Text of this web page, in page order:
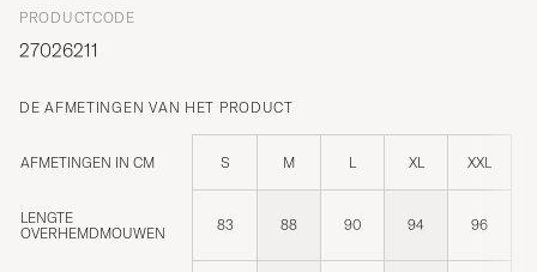
PRODUCTCODE
27026211
DE AFMETINGEN VAN HET PRODUCT
AFMETINGEN IN CM S M L XL XXL
LENGTE
OVERHEMDMOUWEN
83 88 90 94 96